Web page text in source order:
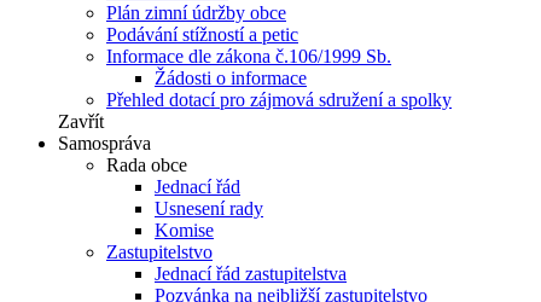
Plán zimní údržby obce
Podávání stížností a petic
Informace dle zákona č.106/1999 Sb.
Žádosti o informace
Přehled dotací pro zájmová sdružení a spolky
Zavřít
Samospráva
Rada obce
Jednací řád
Usnesení rady
Komise
Zastupitelstvo
Jednací řád zastupitelstva
Pozvánka na nejbližší zastupitelstvo